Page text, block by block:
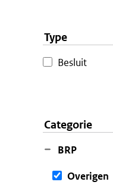
Type
Besluit
Categorie
BRP
Overigen